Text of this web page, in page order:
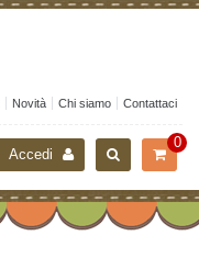
Novità Chi siamo Contattaci
0
Accedi